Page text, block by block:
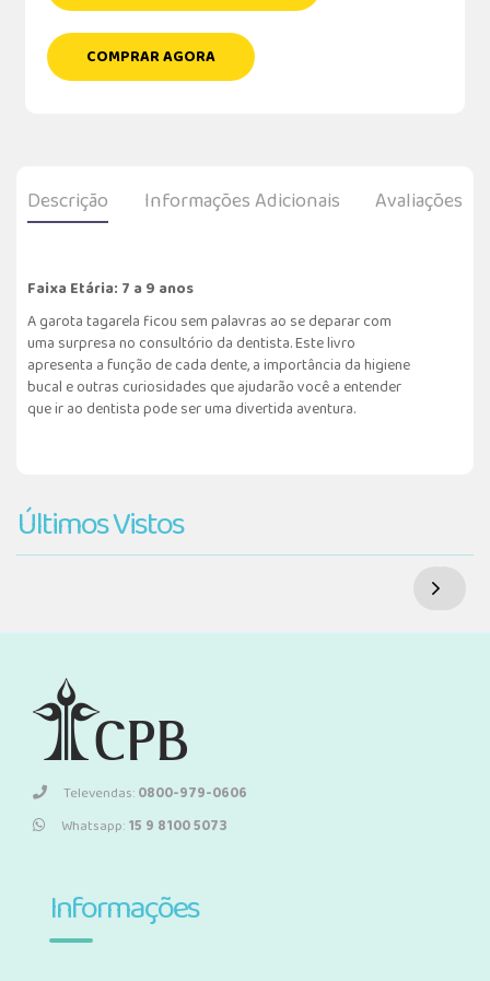
COMPRAR AGORA
Descrição Informações Adicionais Avaliações
Faixa Etária: 7 a 9 anos
A garota tagarela ficou sem palavras ao se deparar com
uma surpresa no consultório da dentista. Este livro
apresenta a função de cada dente, a importância da higiene
bucal e outras curiosidades que ajudarão você a entender
que ir ao dentista pode ser uma divertida aventura.
Últimos Vistos
Televendas:0800-979-0606
Whatsapp:15 9 8100 5073
Informações